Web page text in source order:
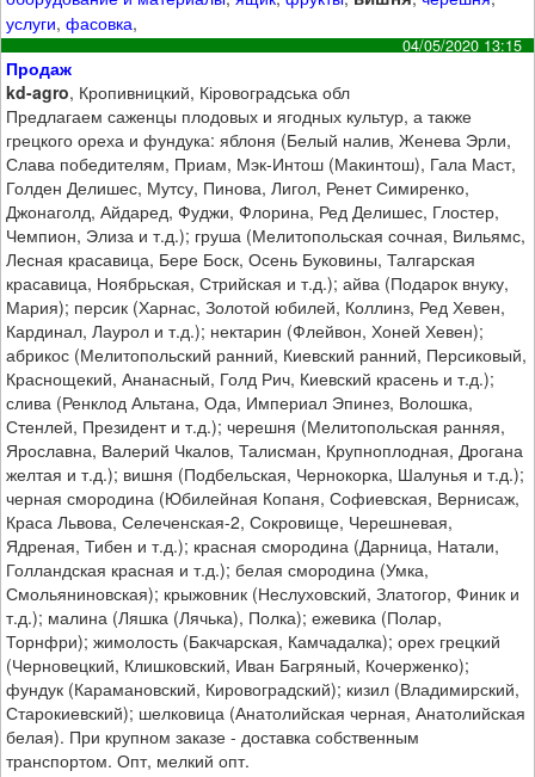
услуги,фасовка,
04/05/2020 13:15
Продаж
kd-agro, Кропивницкий, Кіровоградська обл
Предлагаем саженцы плодовых и ягодных культур, а также
грецкого ореха и фундука: яблоня (Белый налив, Женева Эрли,
Слава победителям, Приам, Мэк-Интош (Макинтош), Гала Маст,
Голден Делишес, Мутсу, Пинова, Лигол, Ренет Симиренко,
Джонаголд, Айдаред, Фуджи, Флорина, Ред Делишес, Глостер,
Чемпион, Элиза и т.д.); груша (Мелитопольская сочная, Вильямс,
Лесная красавица, Бере Боск, Осень Буковины, Талгарская
красавица, Ноябрьская, Стрийская и т.д.); айва (Подарок внуку,
Мария); персик (Харнас, Золотой юбилей, Коллинз, Ред Хевен,
Кардинал, Лаурол и т.д.); нектарин (Флейвон, Хоней Хевен);
абрикос (Мелитопольский ранний, Киевский ранний, Персиковый,
Краснощекий, Ананасный, Голд Рич, Киевский красень и т.д.);
слива (Ренклод Альтана, Ода, Империал Эпинез, Волошка,
Стенлей, Президент и т.д.); черешня (Мелитопольская ранняя,
Ярославна, Валерий Чкалов, Талисман, Крупноплодная, Дрогана
желтая и т.д.); вишня (Подбельская, Чернокорка, Шалунья и т.д.);
черная смородина (Юбилейная Копаня, Софиевская, Вернисаж,
Краса Львова, Селеченская-2, Сокровище, Черешневая,
Ядреная, Тибен и т.д.); красная смородина (Дарница, Натали,
Голландская красная и т.д.); белая смородина (Умка,
Смольяниновская); крыжовник (Неслуховский, Златогор, Финик и
т.д.); малина (Ляшка (Лячька), Полка); ежевика (Полар,
Торнфри); жимолость (Бакчарская, Камчадалка); орех грецкий
(Черновецкий, Клишковский, Иван Багряный, Кочерженко);
фундук (Карамановский, Кировоградский); кизил (Владимирский,
Старокиевский); шелковица (Анатолийская черная, Анатолийская
белая). При крупном заказе - доставка собственным
транспортом. Опт, мелкий опт.